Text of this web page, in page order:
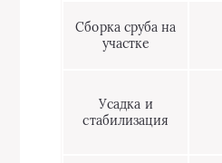
Сборка сруба на
участке
Усадка и
стабилизация